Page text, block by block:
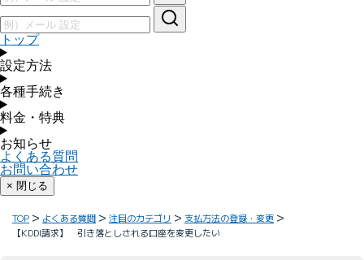
トップ
設定方法
各種手続き
料金・特典
お知らせ
よくある質問
お問い合わせ
× 閉じる
TOP よくある質問 注目のカテゴリ
支払方法の登録・変更
【KDDI請求】 引き落としされる口座を変更したい